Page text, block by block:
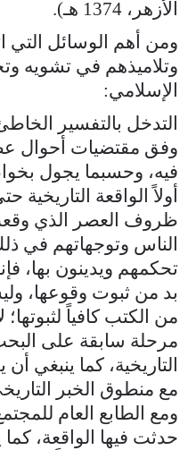
الأزهر، 1374 هـ).
ومن أهم الوسائل التي
وتلاميذهم في تشويه
الإسلامي:
التدخل بالتفسير
وفق مقتضيات أحوال
فيه، وحسبما يجول
أولاً الواقعة التاريخية
ظروف العصر الذي
الناس وتوجهاتهم في
تحكمهم ويدينون بها،
بد من ثبوت وقوعها،
من الكتب كافياً
مرحلة سابقة على
التاريخية، كما ينبغي
مع منطوق الخبر
ومع الطابع العام
حدثت فيها الواقعة،